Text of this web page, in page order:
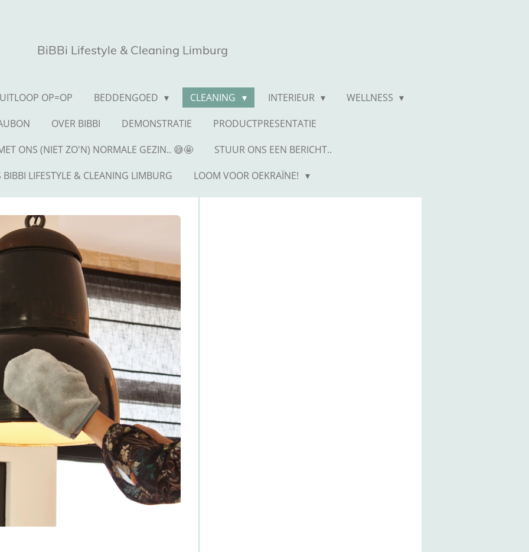
BiBBi Lifestyle & Cleaning Limburg
UITLOOP OP=OP BEDDENGOED CLEANING INTERIEUR
WELLNESS
OVER BIBBI DEMONSTRATIE
PRODUCTPRESENTATIE
ONS (NIET ZO'N) NORMALE GEZIN.. 😅🤩
STUUR ONS EEN BERICHT..
BIBBI LIFESTYLE & CLEANING LIMBURG
LOOM VOOR OEKRAÏNE!